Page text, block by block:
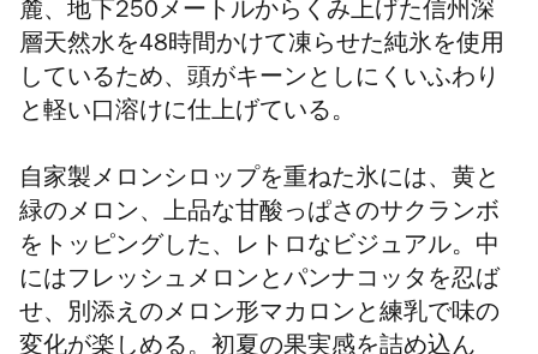
麓、地下250メートルからくみ上げた信州深
層天然水を48時間かけて凍らせた純氷を使用
しているため、頭がキーンとしにくいふわり
と軽い口溶けに仕上げている。
自家製メロンシロップを重ねた氷には、黄と
緑のメロン、上品な甘酸っぱさのサクランボ
をトッピングした、レトロなビジュアル。中
にはフレッシュメロンとパンナコッタを忍ば
せ、別添えのメロン形マカロンと練乳で味の
変化が楽しめる。初夏の果実感を詰め込ん